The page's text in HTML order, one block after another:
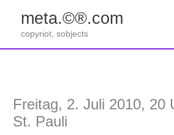
springen
meta.©®.com
copyriot, sobjects
Freitag, 2. Juli 2010, 20
St. Pauli